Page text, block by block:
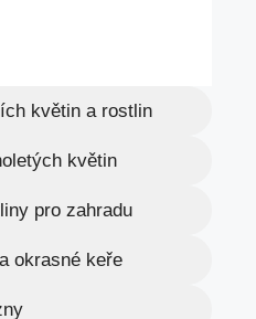
květin a rostlin
květin
pro zahradu
okrasné keře